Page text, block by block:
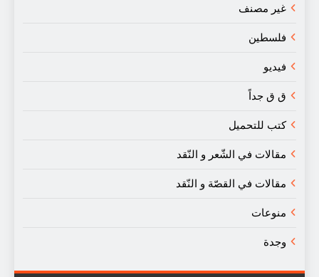
غير مصنف
فلسطين
فيديو
ق ق جداً
كتب للتحميل
مقالات في الشّعر و النّقد
مقالات في القصّة و النّقد
منوعات
وجدة